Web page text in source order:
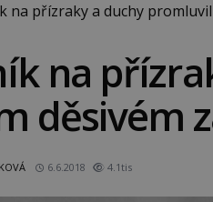
na přízraky a duchy
na
děsivém
6.6.2018 4.1tis